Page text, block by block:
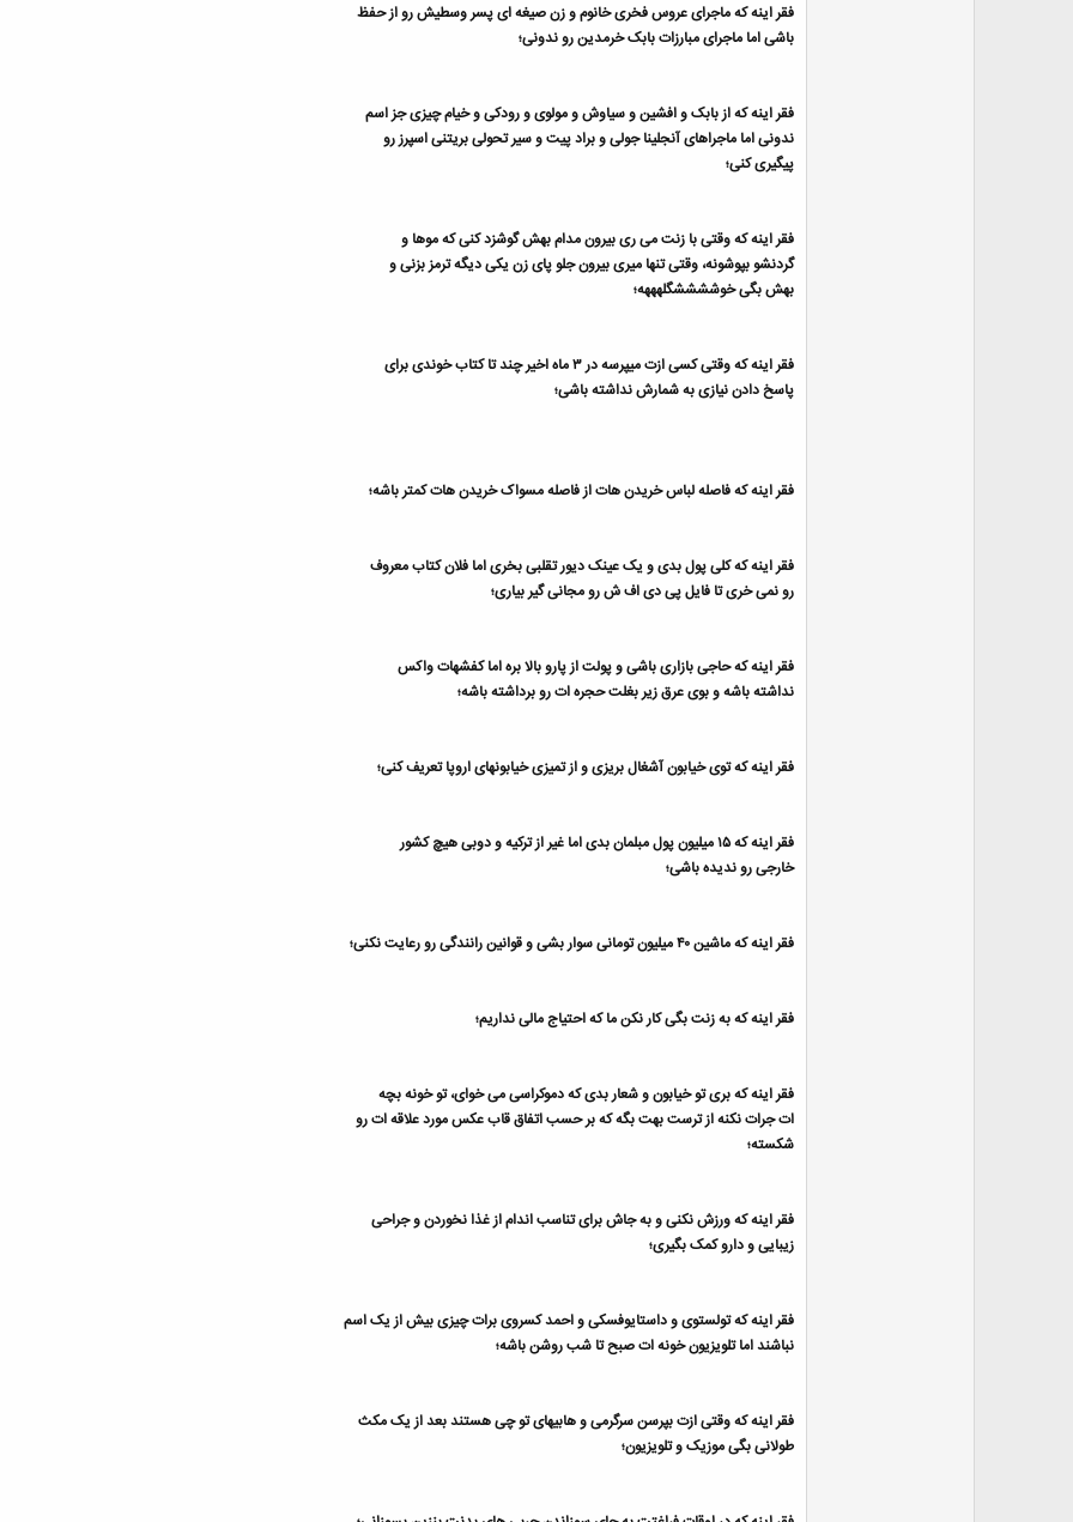
فقر اینه که ماجرای عروس فخری خانوم و زن صیغه ای پسر وسطیش رو از حفظ
باشی اما ماجرای مبارزات بابک خرمدین رو ندونی؛
فقر اینه که از بابک و افشین و سیاوش و مولوی و رودکی و خیام چیزی جز اسم
ندونی اما ماجراهای آنجلینا جولی و براد پیت و سیر تحولی بریتنی اسپرز رو
پیگیری کنی؛
فقر اینه که وقتی با زنت می ری بیرون مدام بهش گوشزد کنی که موها و
گردنشو بپوشونه، وقتی تنها میری بیرون جلو پای زن یکی دیگه ترمز بزنی و
بهش بگی خوششششگلهههه؛
فقر اینه که وقتی کسی ازت میپرسه در ۳ ماه اخیر چند تا کتاب خوندی برای
پاسخ دادن نیازی به شمارش نداشته باشی؛
فقر اینه که فاصله لباس خریدن هات از فاصله مسواک خریدن هات کمتر باشه؛
فقر اینه که کلی پول بدی و یک عینک دیور تقلبی بخری اما فلان کتاب معروف
رو نمی خری تا فایل پی دی اف ش رو مجانی گیر بیاری؛
فقر اینه که حاجی بازاری باشی و پولت از پارو بالا بره اما کفشهات واکس
نداشته باشه و بوی عرق زیر بغلت حجره ات رو برداشته باشه؛
فقر اینه که توی خیابون آشغال بریزی و از تمیزی خیابونهای اروپا تعریف کنی؛
فقر اینه که ۱۵ میلیون پول مبلمان بدی اما غیر از ترکیه و دوبی هیچ کشور
خارجی رو ندیده باشی؛
فقر اینه که ماشین ۴۰ میلیون تومانی سوار بشی و قوانین رانندگی رو رعایت نکنی؛
فقر اینه که به زنت بگی کار نکن ما که احتیاج مالی نداریم؛
فقر اینه که بری تو خیابون و شعار بدی که دموکراسی می خوای، تو خونه بچه
ات جرات نکنه از ترست بهت بگه که بر حسب اتفاق قاب عکس مورد علاقه ات رو
شکسته؛
فقر اینه که ورزش نکنی و به جاش برای تناسب اندام از غذا نخوردن و جراحی
زیبایی و دارو کمک بگیری؛
فقر اینه که تولستوی و داستایوفسکی و احمد کسروی برات چیزی بیش از یک اسم
نباشند اما تلویزیون خونه ات صبح تا شب روشن باشه؛
فقر اینه که وقتی ازت بپرسن سرگرمی و هابیهای تو چی هستند بعد از یک مکث
طولانی بگی موزیک و تلویزیون؛